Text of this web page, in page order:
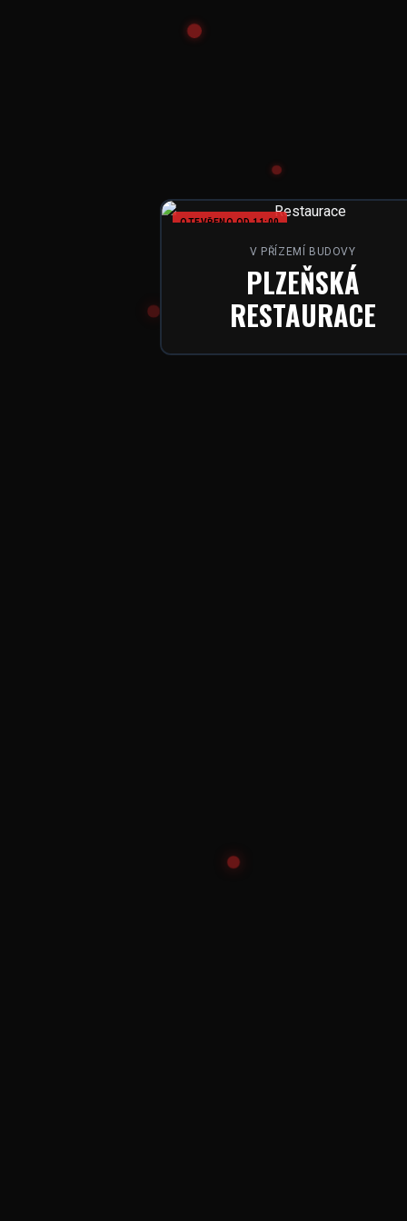
OTEVŘENO OD 11:00
V PŘÍZEMÍ BUDOVY
PLZEŇSKÁ
RESTAURACE